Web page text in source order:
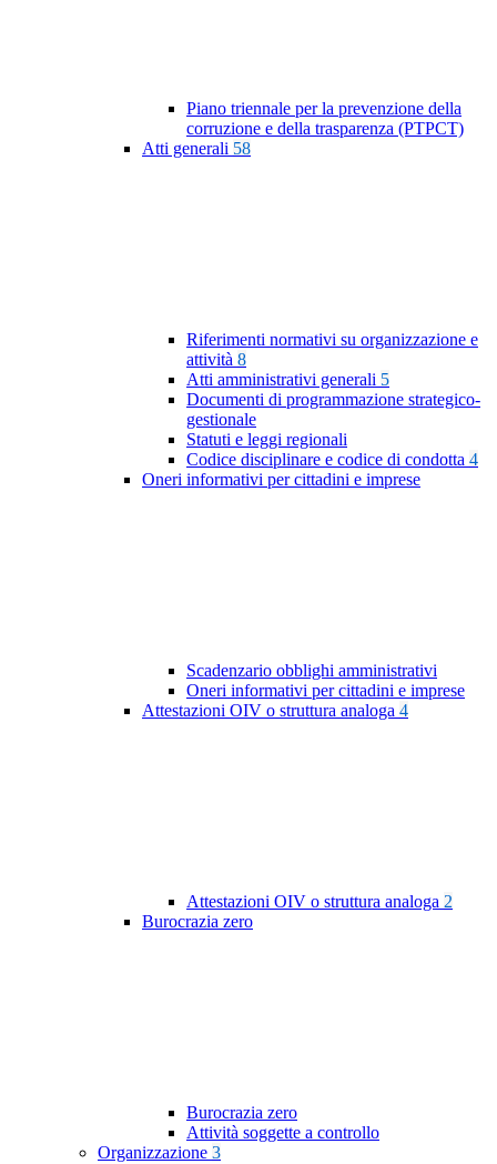
Piano triennale per la prevenzione della
corruzione e della trasparenza (PTPCT)
Atti generali 58
Riferimenti normativi su organizzazione e
attività 8
Atti amministrativi generali 5
Documenti di programmazione strategico-
gestionale
Statuti e leggi regionali
Codice disciplinare e codice di condotta 4
Oneri informativi per cittadini e imprese
Scadenzario obblighi amministrativi
Oneri informativi per cittadini e imprese
Attestazioni OIV o struttura analoga 4
Attestazioni OIV o struttura analoga 2
Burocrazia zero
Burocrazia zero
Attività soggette a controllo
Organizzazione 3